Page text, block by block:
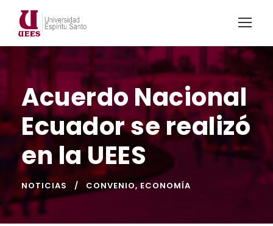
Acuerdo Nacional
Ecuador se realizó
en la UEES
NOTICIAS CONVENIO, ECONOMÍA